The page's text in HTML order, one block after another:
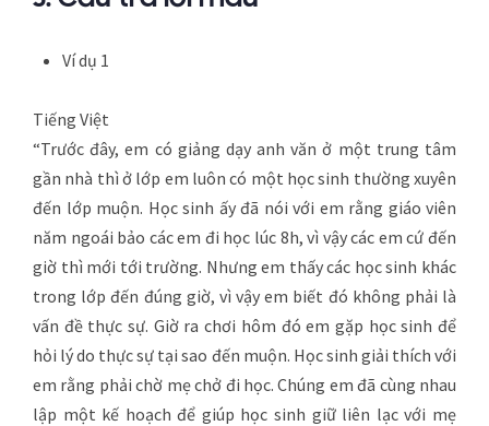
Ví dụ 1
Tiếng Việt
“Trước đây, em có giảng dạy anh văn ở một trung tâm
gần nhà thì ở lớp em luôn có một học sinh thường xuyên
đến lớp muộn. Học sinh ấy đã nói với em rằng giáo viên
năm ngoái bảo các em đi học lúc 8h, vì vậy các em cứ đến
giờ thì mới tới trường. Nhưng em thấy các học sinh khác
trong lớp đến đúng giờ, vì vậy em biết đó không phải là
vấn đề thực sự. Giờ ra chơi hôm đó em gặp học sinh để
hỏi lý do thực sự tại sao đến muộn. Học sinh giải thích với
em rằng phải chờ mẹ chở đi học. Chúng em đã cùng nhau
lập một kế hoạch để giúp học sinh giữ liên lạc với mẹ